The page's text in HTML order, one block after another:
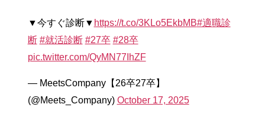
▼今すぐ診断▼ https://t.co/3KLo5EkbMB#適職診
断 #就活診断 #27卒 #28卒
pic.twitter.com/QyMN77IhZF
— MeetsCompany【26卒27卒】
(@Meets_Company) October 17, 2025